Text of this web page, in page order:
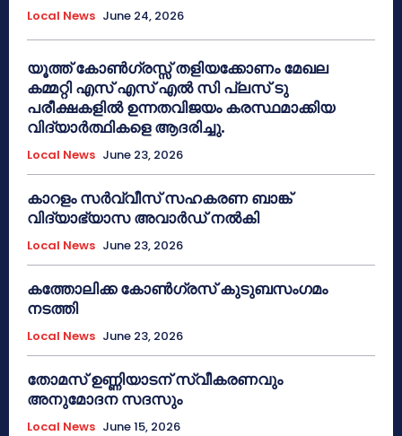
Local News June 24, 2026
യൂത്ത് കോൺഗ്രസ്സ് തളിയക്കോണം മേഖല
കമ്മറ്റി എസ് എസ് എൽ സി പ്ലസ് ടു
പരീക്ഷകളിൽ ഉന്നതവിജയം കരസ്ഥമാക്കിയ
വിദ്യാർത്ഥികളെ ആദരിച്ചു.
Local News June 23, 2026
കാറളം സർവ്വീസ് സഹകരണ ബാങ്ക്
വിദ്യാഭ്യാസ അവാർഡ് നൽകി
Local News June 23, 2026
കത്തോലിക്ക കോൺഗ്രസ് കുടുബസംഗമം
നടത്തി
Local News June 23, 2026
തോമസ് ഉണ്ണിയാടന് സ്വീകരണവും
അനുമോദന സദസും
Local News June 15, 2026